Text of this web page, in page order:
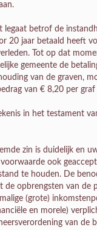
legaat betrof de
20 jaar betaald heeft
Tot op dat
gemeente de
van de graven,
van € 8,20 per graf
in het testament
zin is duidelijk en
ook
te houden. De
de opbrengsten van de
(grote)
en morele)
van